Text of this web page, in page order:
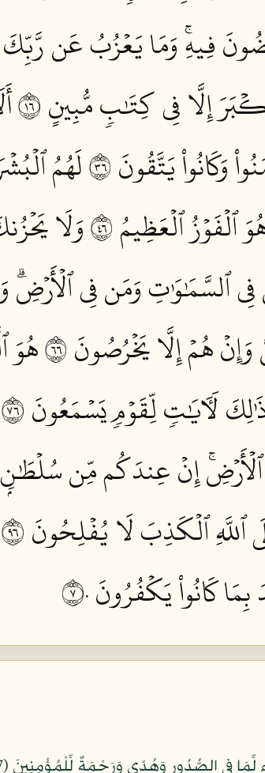
فِيهِۚ وَمَا يَعۡزُبُ عَن رَّبِّكَ
إِلَّا فِي كِتَٰبٖ مُّبِينٍ ٦١
وَكَانُواْ يَتَّقُونَ ٦٣
لَهُمُ
ٱلۡعَظِيمُ ٦٤
وَلَا
فِي ٱلسَّمَٰوَٰتِ وَمَن فِي ٱلۡأَرۡضِۗ
هُمۡ إِلَّا يَخۡرُصُونَ ٦٦
هُوَ
لَأٓيَٰتٖ لِّقَوۡمٖ يَسۡمَعُونَ ٦٧
إِنۡ عِندَكُم مِّن سُلۡطَٰنِۭ
ٱلۡكَذِبَ لَا يُفۡلِحُونَ ٦٩
كَانُواْ يَكۡفُرُونَ ٧٠